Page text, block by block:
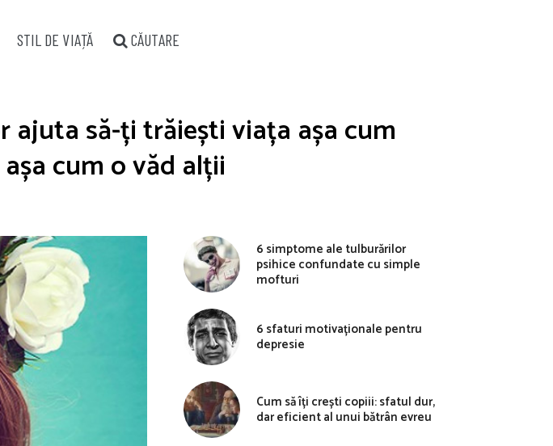
STIL DE VIAȚĂ CĂUTARE
ajuta să-ți trăiești viața așa cum
cum o văd alții
6 simptome ale tulburărilor
psihice confundate cu simple
mofturi
6 sfaturi motivaționale pentru
depresie
Cum să îți crești copiii: sfatul dur,
dar eficient al unui bătrân evreu